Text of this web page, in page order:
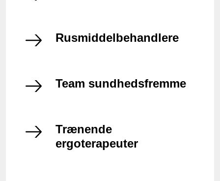
Rusmiddelbehandlere
Team sundhedsfremme
Trænende
ergoterapeuter